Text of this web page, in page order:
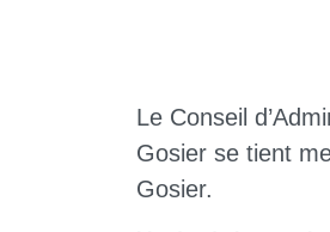
Le Conseil
Gosier se tient
Gosier.